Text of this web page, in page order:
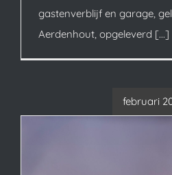
gastenverblijf en garage,
Aerdenhout, opgeleverd [...]
februari